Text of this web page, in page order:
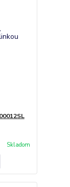
Skladom